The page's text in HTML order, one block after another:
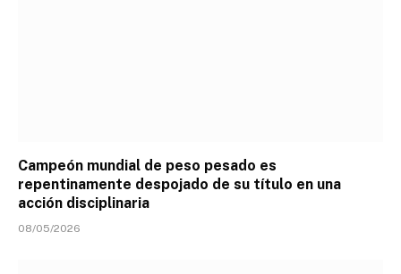
Campeón mundial de peso pesado es
repentinamente despojado de su título en una
acción disciplinaria
08/05/2026